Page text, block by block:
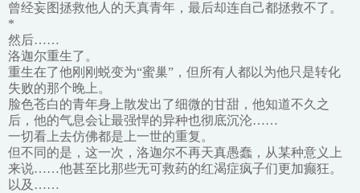
曾经妄图拯救他人的天真青年，最后却连自己都拯救不了。
*
然后……
洛迦尔重生了。
重生在了他刚刚蜕变为“蜜巢”，但所有人都以为他只是转化
失败的那个晚上。
脸色苍白的青年身上散发出了细微的甘甜，他知道不久之
后，他的气息会让最强悍的异种也彻底沉沦……
一切看上去仿佛都是上一世的重复。
但不同的是，这一次，洛迦尔不再天真愚蠢，从某种意义上
来说……他甚至比那些无可救药的红渴症疯子们更加癫狂。
以及……